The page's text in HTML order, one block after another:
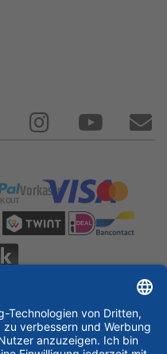
Vorkasse
new